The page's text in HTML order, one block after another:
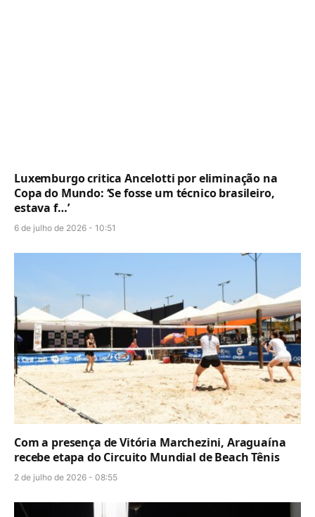
Luxemburgo critica Ancelotti por eliminação na
Copa do Mundo: ‘Se fosse um técnico brasileiro,
estava f…’
6 de julho de 2026 - 10:51
Com a presença de Vitória Marchezini, Araguaína
recebe etapa do Circuito Mundial de Beach Tênis
2 de julho de 2026 - 08:55